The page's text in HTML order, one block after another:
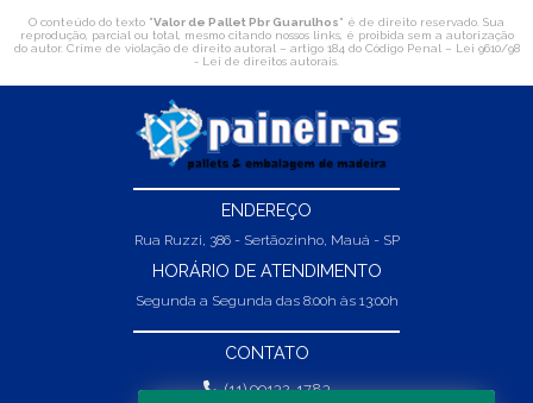
O conteúdo do texto "Valor de Pallet Pbr Guarulhos" é de direito reservado. Sua
reprodução, parcial ou total, mesmo citando nossos links, é proibida sem a autorização
do autor. Crime de violação de direito autoral – artigo 184 do Código Penal – Lei 9610/98
- Lei de direitos autorais
ENDEREÇO
Rua Ruzzi, 386 - Sertãozinho, Mauá - SP
HORÁRIO DE ATENDIMENTO
Segunda a Segunda das 8:00h às 13:00h
CONTATO
(11) 99132-1783